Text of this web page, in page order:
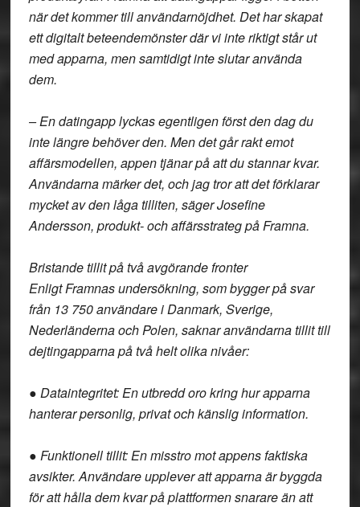
när det kommer till användarnöjdhet. Det har skapat
ett digitalt beteendemönster där vi inte riktigt står ut
med apparna, men samtidigt inte slutar använda
dem.
– En datingapp lyckas egentligen först den dag du
inte längre behöver den. Men det går rakt emot
affärsmodellen, appen tjänar på att du stannar kvar.
Användarna märker det, och jag tror att det förklarar
mycket av den låga tilliten, säger Josefine
Andersson, produkt- och affärsstrateg på Framna.
Bristande tillit på två avgörande fronter
Enligt Framnas undersökning, som bygger på svar
från 13 750 användare i Danmark, Sverige,
Nederländerna och Polen, saknar användarna tillit till
dejtingapparna på två helt olika nivåer:
● Dataintegritet: En utbredd oro kring hur apparna
hanterar personlig, privat och känslig information.
● Funktionell tillit: En misstro mot appens faktiska
avsikter. Användare upplever att apparna är byggda
för att hålla dem kvar på plattformen snarare än att